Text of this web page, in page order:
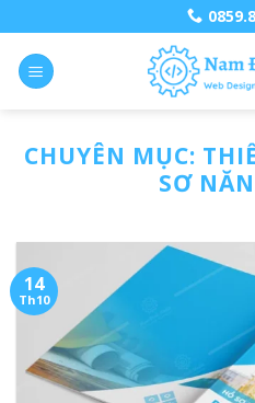
to
content
CHUYÊN MỤC:
SƠ
14
Th10